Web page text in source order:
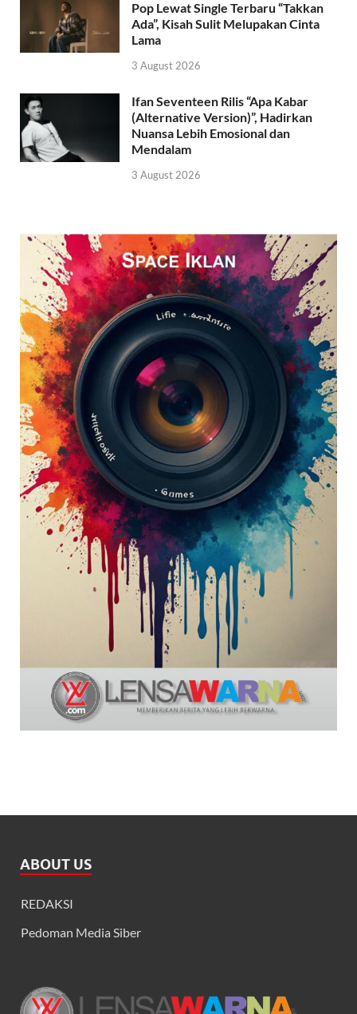
Pop Lewat Single Terbaru “Takkan
Ada”, Kisah Sulit Melupakan Cinta
Lama
3 August 2026
Ifan Seventeen Rilis “Apa Kabar
(Alternative Version)”, Hadirkan
Nuansa Lebih Emosional dan
Mendalam
3 August 2026
ABOUT US
REDAKSI
Pedoman Media Siber